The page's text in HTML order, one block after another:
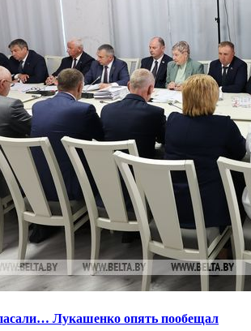
Лукашенко опять пообещал